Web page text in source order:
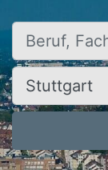
Beruf,
Ort, Stadt